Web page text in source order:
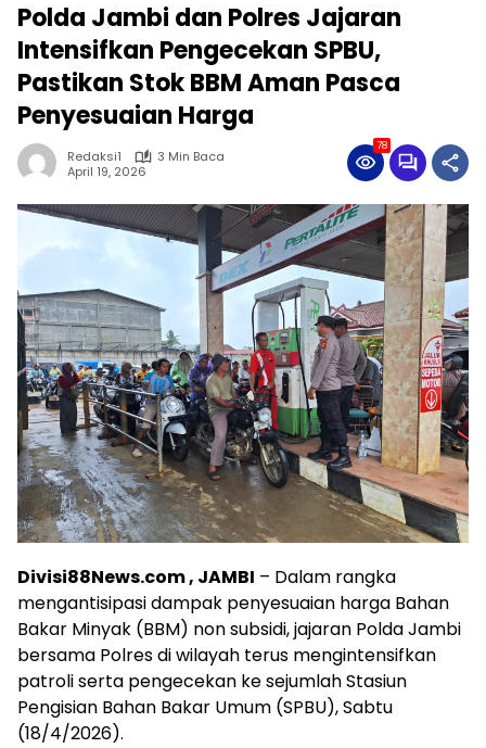
Polda Jambi dan Polres Jajaran
Intensifkan Pengecekan SPBU,
Pastikan Stok BBM Aman Pasca
Penyesuaian Harga
Redaksi1
3 Min Baca
April 19, 2026
78
Divisi88News.com , JAMBI – Dalam rangka
mengantisipasi dampak penyesuaian harga Bahan
Bakar Minyak (BBM) non subsidi, jajaran Polda Jambi
bersama Polres di wilayah terus mengintensifkan
patroli serta pengecekan ke sejumlah Stasiun
Pengisian Bahan Bakar Umum (SPBU), Sabtu
(18/4/2026).